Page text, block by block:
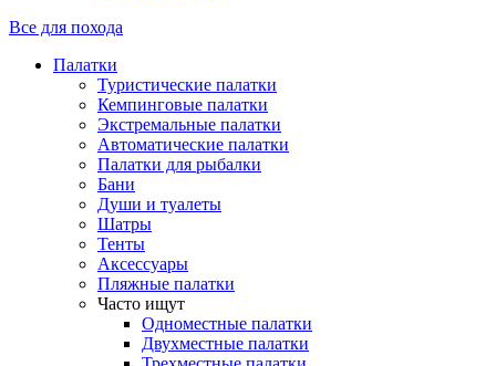
Все для похода
Палатки
Туристические палатки
Кемпинговые палатки
Экстремальные палатки
Автоматические палатки
Палатки для рыбалки
Бани
Души и туалеты
Шатры
Тенты
Аксессуары
Пляжные палатки
Часто ищут
Одноместные палатки
Двухместные палатки